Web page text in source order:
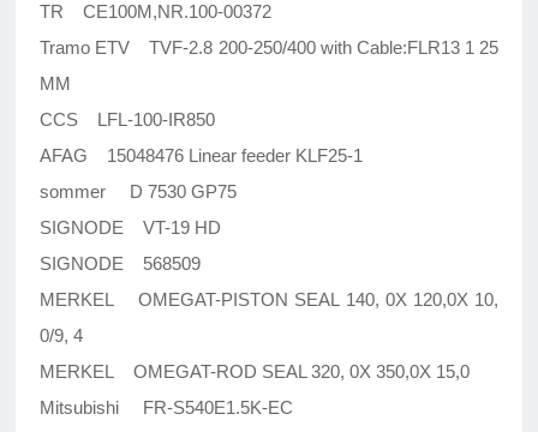
TR CE100M,NR.100-00372
Tramo ETV TVF-2.8 200-250/400 with Cable:FLR13 1 25
MM
CCS LFL-100-IR850
AFAG 15048476 Linear feeder KLF25-1
sommer D 7530 GP75
SIGNODE VT-19 HD
SIGNODE 568509
MERKEL OMEGAT-PISTON SEAL 140, 0X 120,0X 10,
0/9, 4
MERKEL OMEGAT-ROD SEAL 320, 0X 350,0X 15,0
Mitsubishi FR-S540E1.5K-EC